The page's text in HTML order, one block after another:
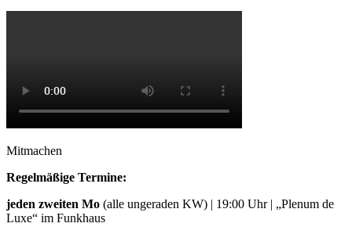
Mitmachen
Regelmäßige Termine:
jeden zweiten Mo (alle ungeraden KW) | 19:00 Uhr | „Plenum de
Luxe“ im Funkhaus